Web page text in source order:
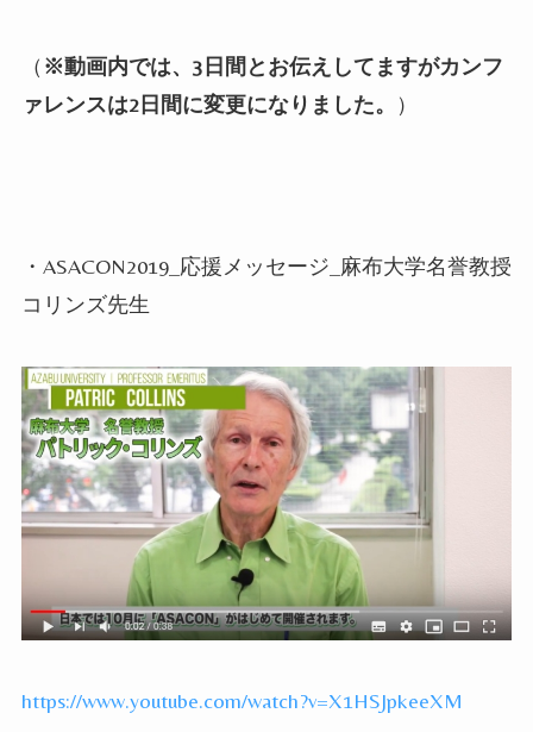
（ ※動画内では、3日間とお伝えしてますがカンフ
ァレンスは2日間に変更になりました。
）
・ ASACON2019_ 応援メッセージ 麻布大学名誉教授
コリンズ先生
https://www.youtube.com/watch?v=X1HSJpkeeXM